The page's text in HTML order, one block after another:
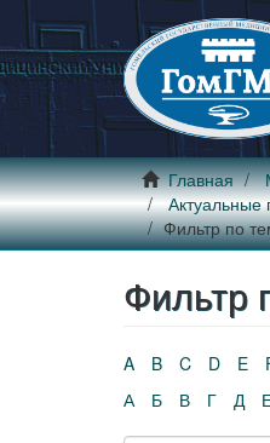
Главная
Актуальные
Фильтр по
Фильтр
A B C D E
А
Б В Г Д